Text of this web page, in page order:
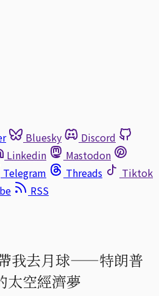
Bluesky
Discord
Linkedin
Mastodon
Telegram Threads
Tiktok
RSS
我去月球——特朗普
太空經濟夢